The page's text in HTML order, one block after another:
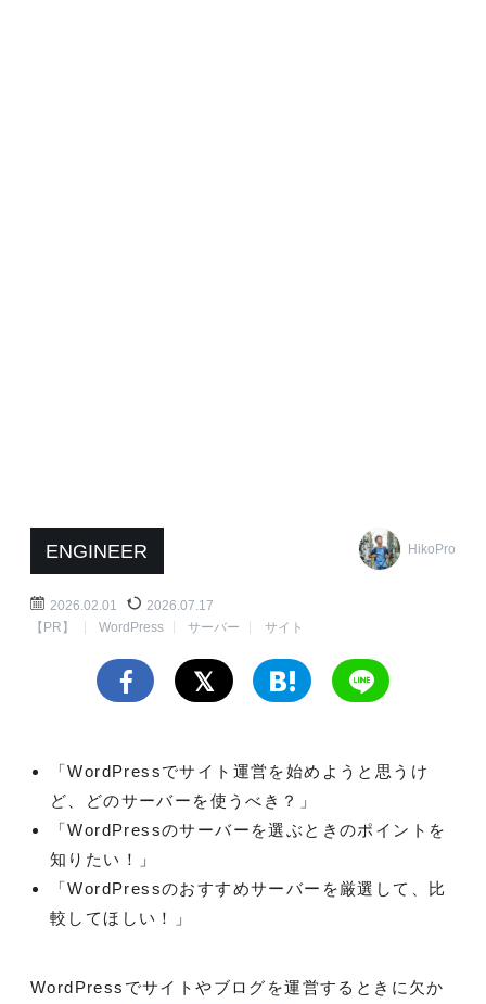
ENGINEER HikoPro
2026.02.01
2026.07.17
【PR】
WordPress サーバー サイト
「WordPressでサイト運営を始めようと思うけ
ど、どのサーバーを使うべき？」
「WordPressのサーバーを選ぶときのポイントを
知りたい！」
「WordPressのおすすめサーバーを厳選して、比
較してほしい！」
WordPressでサイトやブログを運営するときに欠か